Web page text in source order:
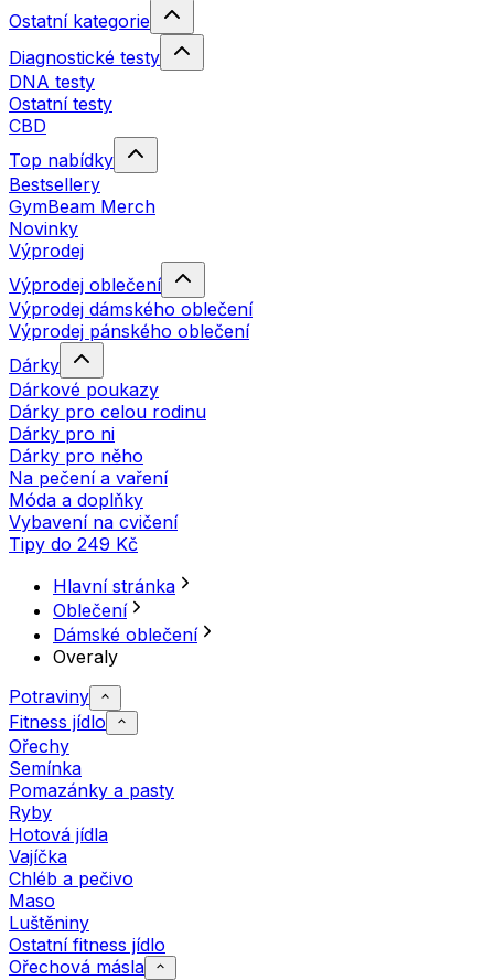
Ostatní kategorie
Diagnostické testy
DNA testy
Ostatní testy
CBD
Top nabídky
Bestsellery
GymBeam Merch
Novinky
Výprodej
Výprodej oblečení
Výprodej dámského oblečení
Výprodej pánského oblečení
Dárky
Dárkové poukazy
Dárky pro celou rodinu
Dárky pro ni
Dárky pro něho
Na pečení a vaření
Móda a doplňky
Vybavení na cvičení
Tipy do 249 Kč
Hlavní stránka
Oblečení
Dámské oblečení
Overaly
Potraviny
Fitness jídlo
Ořechy
Semínka
Pomazánky a pasty
Ryby
Hotová jídla
Vajíčka
Chléb a pečivo
Maso
Luštěniny
Ostatní fitness jídlo
Ořechová másla